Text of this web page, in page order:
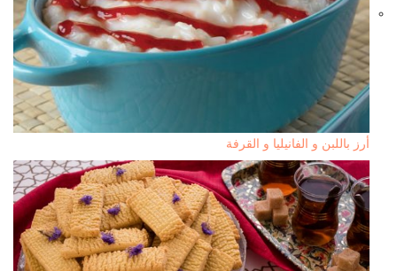
أرز باللبن و الفانيليا و القرفة